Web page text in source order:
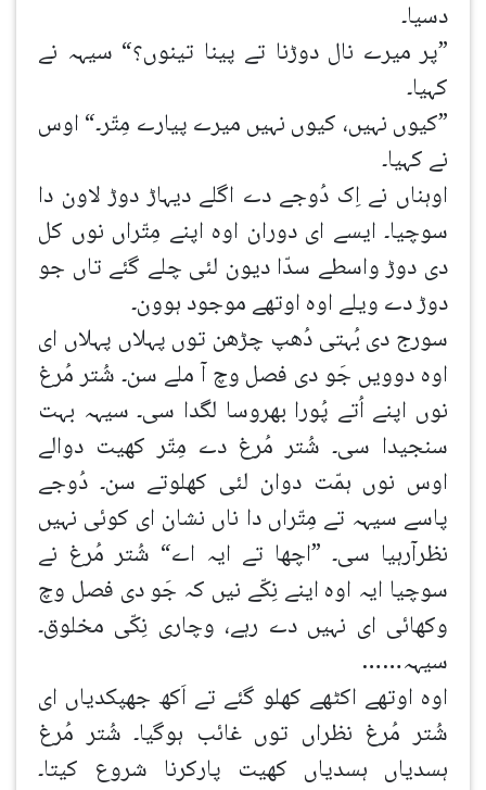
دسیا۔
”پر میرے نال دوڑنا تے پینا تینوں؟“ سیہہ نے
کہیا۔
”کیوں نہیں، کیوں نہیں میرے پیارے مِتّر۔“ اوس
نے کہیا۔
اوہناں نے اِک دُوجے دے اگلے دیہاڑ دوڑ لاون دا
سوچیا۔ ایسے ای دوران اوہ اپنے مِتّراں نوں کل
دی دوڑ واسطے سدّا دیون لئی چلے گئے تاں جو
دوڑ دے ویلے اوہ اوتھے موجود ہوون۔
سورج دی بُہتی دُھپ چڑھن توں پہلاں پہلاں ای
اوہ دوویں جَو دی فصل وچ آ ملے سن۔ شُتر مُرغ
نوں اپنے اُتے پُورا بھروسا لگدا سی۔ سیہہ بہت
سنجیدا سی۔ شُتر مُرغ دے مِتّر کھیت دوالے
اوس نوں ہمّت دوان لئی کھلوتے سن۔ دُوجے
پاسے سیہہ تے مِتّراں دا ناں نشان ای کوئی نہیں
نظرآرہیا سی۔ ”اچھا تے ایہ اے“ شُتر مُرغ نے
سوچیا ایہ اوہ اینے نِکّے نیں کہ جَو دی فصل وچ
وکھائی ای نہیں دے رہے، وچاری نِکّی مخلوق۔
سیہہ……
اوہ اوتھے اکٹھے کھلو گئے تے اَکھ جھپکدیاں ای
شُتر مُرغ نظراں توں غائب ہوگیا۔ شُتر مُرغ
ہسدیاں ہسدیاں کھیت پارکرنا شروع کیتا۔